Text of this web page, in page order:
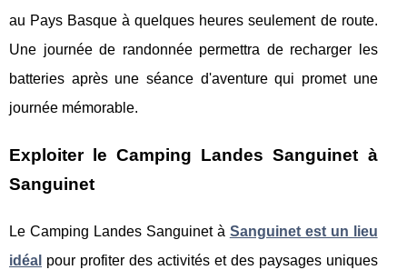
au Pays Basque à quelques heures seulement de route.
Une journée de randonnée permettra de recharger les
batteries après une séance d'aventure qui promet une
journée mémorable.
Exploiter le Camping Landes Sanguinet à
Sanguinet
Le Camping Landes Sanguinet à Sanguinet est un lieu
idéal pour profiter des activités et des paysages uniques